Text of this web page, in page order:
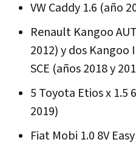
VW Caddy 1.6 (año
Renault Kangoo
2012) y dos Kangoo
SCE (años 2018 y
5 Toyota Etios x 1.5
2019)
Fiat Mobi 1.0 8V